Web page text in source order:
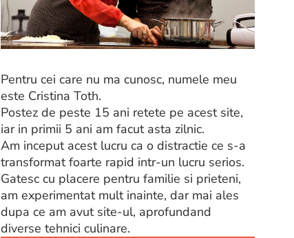
Pentru cei care nu ma cunosc, numele meu
este Cristina Toth.
Postez de peste 15 ani retete pe acest site,
iar in primii 5 ani am facut asta zilnic.
Am inceput acest lucru ca o distractie ce s-a
transformat foarte rapid intr-un lucru serios.
Gatesc cu placere pentru familie si prieteni,
am experimentat mult inainte, dar mai ales
dupa ce am avut site-ul, aprofundand
diverse tehnici culinare.